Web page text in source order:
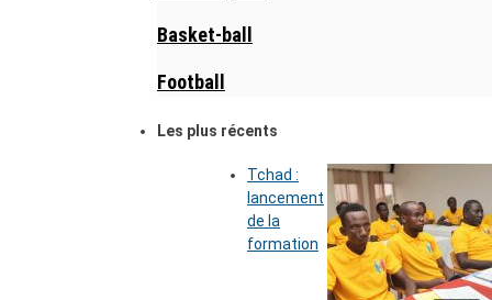
Basket-ball
Football
Les plus récents
Tchad :
lancement
de la
formation